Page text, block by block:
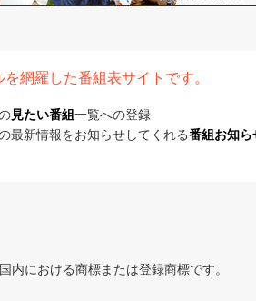
網羅した番組表サイトです。
見たい番組 一覧への登録
最新情報をお知らせしてくれる番組お知ら
内における商標または登録商標です。